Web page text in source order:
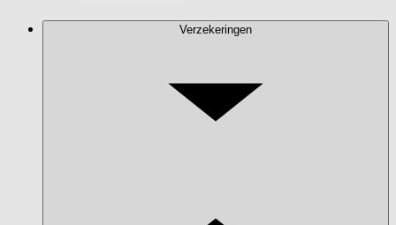
Verzekeringen